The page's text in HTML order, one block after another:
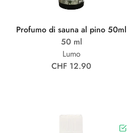
Profumo di sauna al pino 50ml
50 ml
Lumo
CHF 12.90